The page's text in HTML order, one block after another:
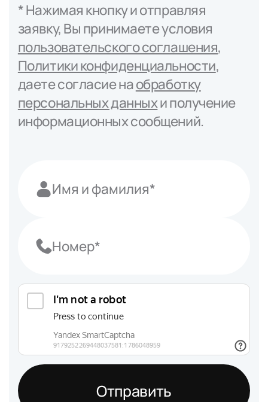
* Нажимая кнопку и отправляя
заявку, Вы принимаете условия
пользовательского соглашения,
Политики конфиденциальности,
даете согласие наобработку
персональных данныхи получение
информационных сообщений.
Отправить